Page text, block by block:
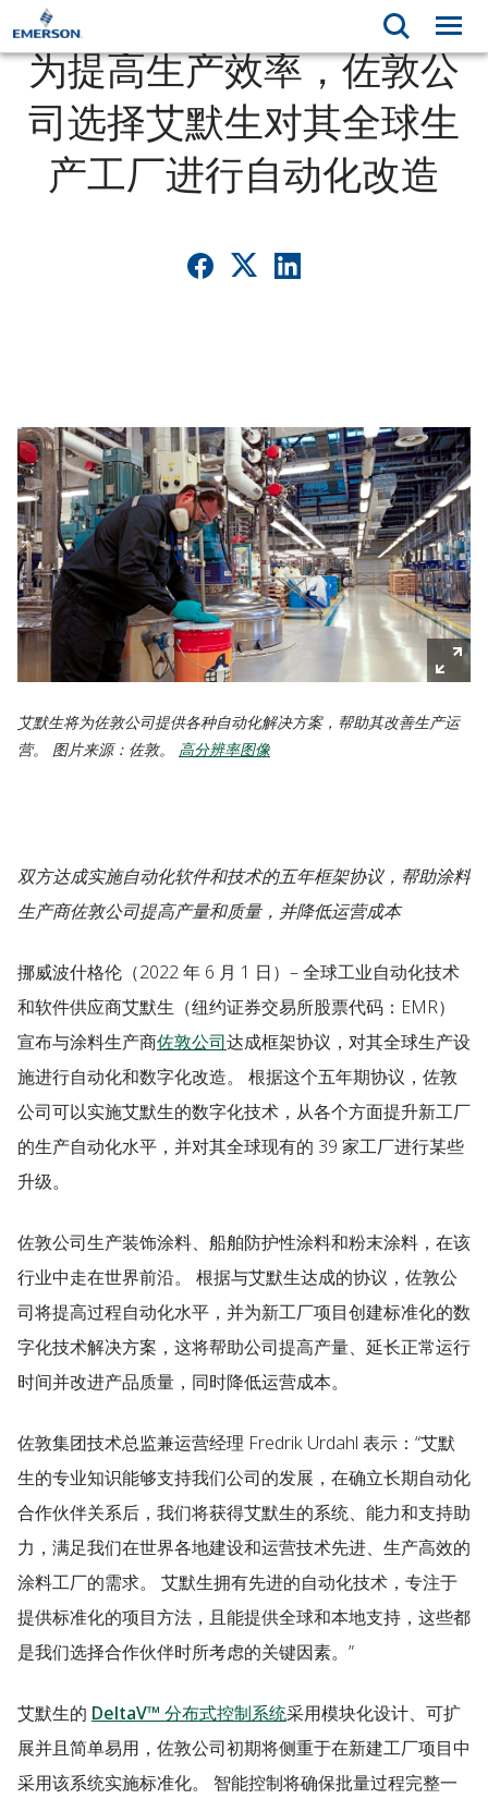
为提高生产效率，佐敦公
司选择艾默生对其全球生
产工厂进行自动化改造
艾默生将为佐敦公司提供各种自动化解决方案，帮助其改善生产运
营。 图片来源：佐敦。 高分辨率图像
双方达成实施自动化软件和技术的五年框架协议，帮助涂料
生产商佐敦公司提高产量和质量，并降低运营成本
挪威波什格伦 （2022 年 6 月 1 日） – 全球工业自动化技术
和软件供应商艾默生（纽约证券交易所股票代码：EMR）
宣布与涂料生产商佐敦公司达成框架协议，对其全球生产设
施进行自动化和数字化改造。 根据这个五年期协议，佐敦
公司可以实施艾默生的数字化技术，从各个方面提升新工厂
的生产自动化水平，并对其全球现有的 39 家工厂进行某些
升级。
佐敦公司生产装饰涂料、船舶防护性涂料和粉末涂料，在该
行业中走在世界前沿。 根据与艾默生达成的协议，佐敦公
司将提高过程自动化水平，并为新工厂项目创建标准化的数
字化技术解决方案，这将帮助公司提高产量、延长正常运行
时间并改进产品质量，同时降低运营成本。
佐敦集团技术总监兼运营经理 Fredrik Urdahl 表示：“艾默
生的专业知识能够支持我们公司的发展，在确立长期自动化
合作伙伴关系后，我们将获得艾默生的系统、能力和支持助
力，满足我们在世界各地建设和运营技术先进、生产高效的
涂料工厂的需求。 艾默生拥有先进的自动化技术，专注于
提供标准化的项目方法，且能提供全球和本地支持，这些都
是我们选择合作伙伴时所考虑的关键因素。”
艾默生的 DeltaV™ 分布式控制系统采用模块化设计、可扩
展并且简单易用，佐敦公司初期将侧重于在新建工厂项目中
采用该系统实施标准化。 智能控制将确保批量过程完整一